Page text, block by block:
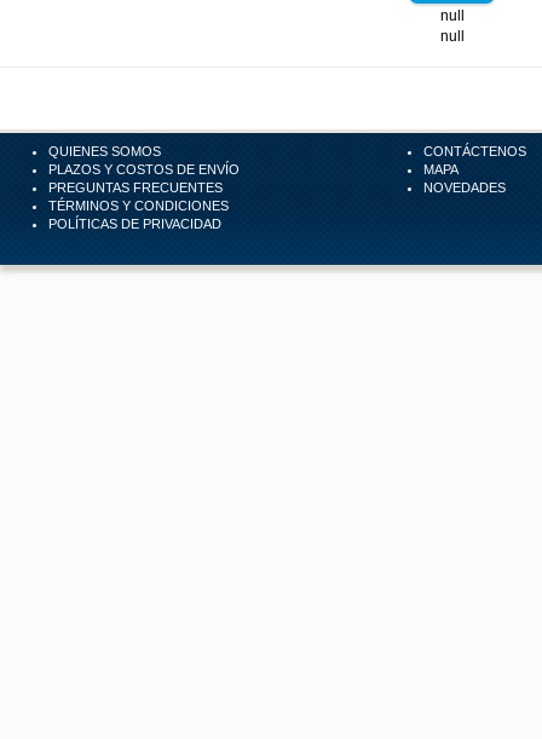
null
null
QUIENES SOMOS
PLAZOS Y COSTOS DE ENVÍO
PREGUNTAS FRECUENTES
TÉRMINOS Y CONDICIONES
POLÍTICAS DE PRIVACIDAD
CONTÁCTENOS
MAPA
NOVEDADES